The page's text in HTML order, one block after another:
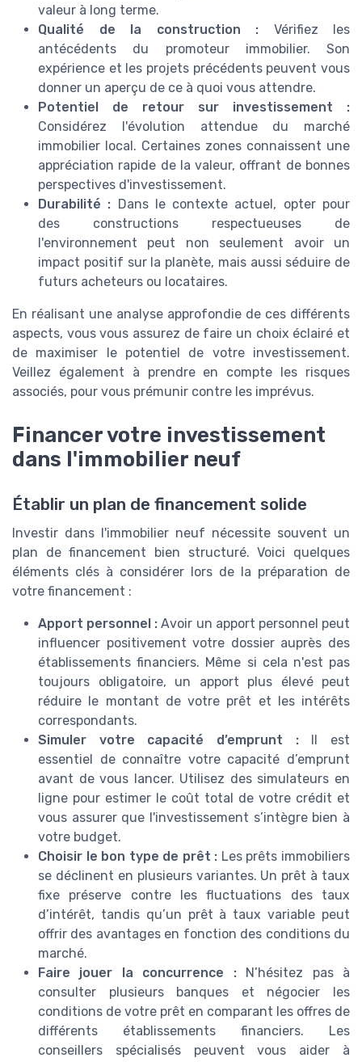
valeur à long terme.
Qualité de la construction : Vérifiez les
antécédents du promoteur immobilier. Son
expérience et les projets précédents peuvent vous
donner un aperçu de ce à quoi vous attendre.
Potentiel de retour sur investissement :
Considérez l'évolution attendue du marché
immobilier local. Certaines zones connaissent une
appréciation rapide de la valeur, offrant de bonnes
perspectives d'investissement.
Durabilité : Dans le contexte actuel, opter pour
des constructions respectueuses de
l'environnement peut non seulement avoir un
impact positif sur la planète, mais aussi séduire de
futurs acheteurs ou locataires.
En réalisant une analyse approfondie de ces différents
aspects, vous vous assurez de faire un choix éclairé et
de maximiser le potentiel de votre investissement.
Veillez également à prendre en compte les risques
associés, pour vous prémunir contre les imprévus.
Financer votre investissement
dans l'immobilier neuf
Établir un plan de financement solide
Investir dans l'immobilier neuf nécessite souvent un
plan de financement bien structuré. Voici quelques
éléments clés à considérer lors de la préparation de
votre financement :
Apport personnel : Avoir un apport personnel peut
influencer positivement votre dossier auprès des
établissements financiers. Même si cela n'est pas
toujours obligatoire, un apport plus élevé peut
réduire le montant de votre prêt et les intérêts
correspondants.
Simuler votre capacité d’emprunt :Il est
essentiel de connaître votre capacité d’emprunt
avant de vous lancer. Utilisez des simulateurs en
ligne pour estimer le coût total de votre crédit et
vous assurer que l'investissement s’intègre bien à
votre budget.
Choisir le bon type de prêt : Les prêts immobiliers
se déclinent en plusieurs variantes. Un prêt à taux
fixe préserve contre les fluctuations des taux
d’intérêt, tandis qu’un prêt à taux variable peut
offrir des avantages en fonction des conditions du
marché.
Faire jouer la concurrence :N’hésitez pas à
consulter plusieurs banques et négocier les
conditions de votre prêt en comparant les offres de
différents établissements financiers. Les
conseillers spécialisés peuvent vous aider à